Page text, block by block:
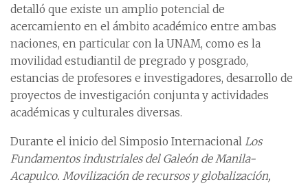
detalló que existe un amplio potencial de
acercamiento en el ámbito académico entre ambas
naciones, en particular con la UNAM, como es la
movilidad estudiantil de pregrado y posgrado,
estancias de profesores e investigadores, desarrollo de
proyectos de investigación conjunta y actividades
académicas y culturales diversas.
Durante el inicio del Simposio Internacional Los
Fundamentos industriales del Galeón de Manila-
Acapulco. Movilización de recursos y globalización,